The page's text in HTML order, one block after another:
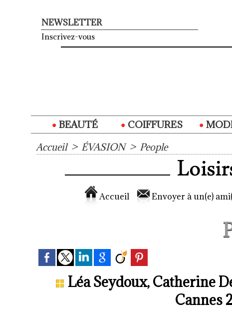
NEWSLETTER
Inscrivez-vous
BEAUTÉ COIFFURES
Accueil > ÉVASION > People
Accueil Envoyer à un(e)
Léa Seydoux, Catherine
Cannes